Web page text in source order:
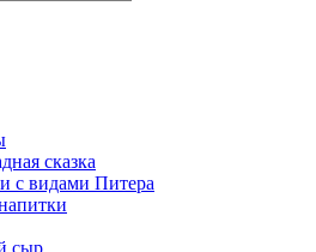
сказка
с видами Питера
сыр